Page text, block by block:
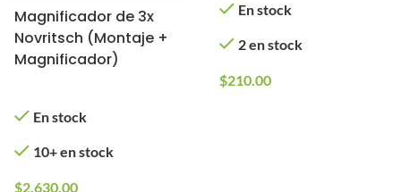
Magnificador de 3x
Novritsch (Montaje +
Magnificador)
En stock
10+ en stock
$2,630.00
En stock
2 en stock
$210.00